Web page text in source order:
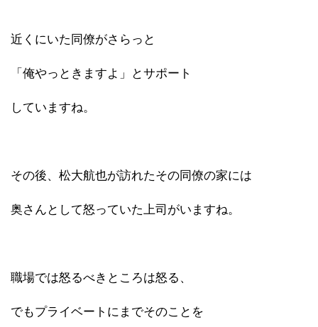
近くにいた同僚がさらっと
「俺やっときますよ」とサポート
していますね。
その後、松大航也が訪れたその同僚の家には
奥さんとして怒っていた上司がいますね。
職場では怒るべきところは怒る、
でもプライベートにまでそのことを